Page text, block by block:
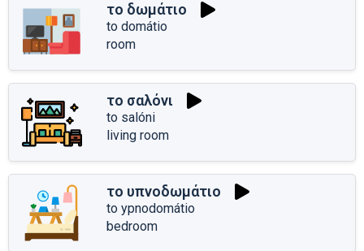
το δωμάτιο
to domátio
room
το σαλόνι
to salóni
living room
το υπνοδωμάτιο
to ypnodomátio
bedroom